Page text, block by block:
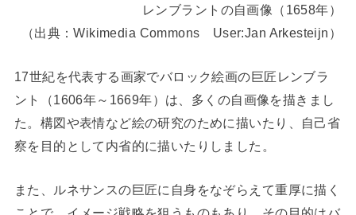
レンブラントの自画像（1658年）
（出典：Wikimedia Commons User:Jan Arkesteijn）
17世紀を代表する画家でバロック絵画の巨匠レンブラ
ント（1606年～1669年）は、多くの自画像を描きまし
た。構図や表情など絵の研究のために描いたり、自己省
察を目的として内省的に描いたりしました。
また、ルネサンスの巨匠に自身をなぞらえて重厚に描く